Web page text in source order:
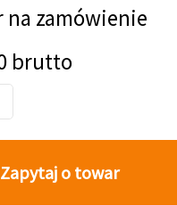
na zamówienie
brutto
Zapytaj o towar